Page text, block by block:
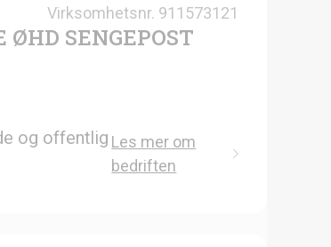
Virksomhetsnr. 911573121
SENGEPOST
og offentlig Les mer om
bedriften